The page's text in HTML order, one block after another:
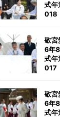
式年
018
敬
6年
式年
017
敬
6年
式年